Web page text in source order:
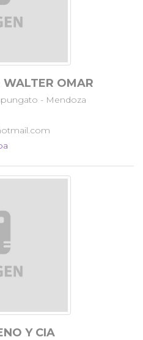
OMAR
- Mendoza
Y CIA